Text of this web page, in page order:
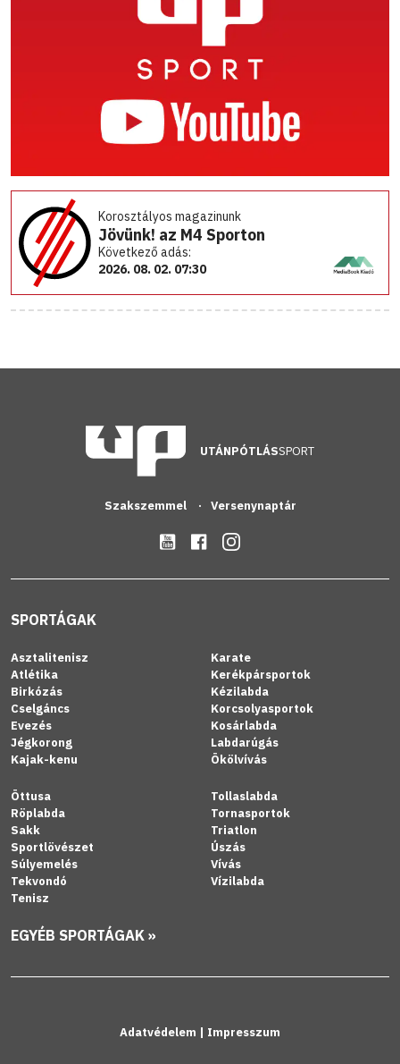
Korosztályos magazinunk
Jövünk! az M4 Sporton
Következő adás:
2026. 08. 02. 07:30
UTÁNPÓTLÁSSPORT
Szakszemmel Versenynaptár
SPORTÁGAK
Asztalitenisz
Atlétika
Birkózás
Cselgáncs
Evezés
Jégkorong
Kajak-kenu
Karate
Kerékpársportok
Kézilabda
Korcsolyasportok
Kosárlabda
Labdarúgás
Ökölvívás
Öttusa
Röplabda
Sakk
Sportlövészet
Súlyemelés
Tekvondó
Tenisz
Tollaslabda
Tornasportok
Triatlon
Úszás
Vívás
Vízilabda
EGYÉB SPORTÁGAK »
Adatvédelem | Impresszum